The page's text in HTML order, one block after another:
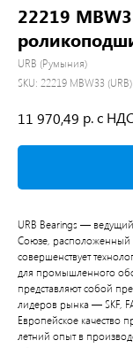
22219
URB (Румыния)
SKU: 22219 MBW33
11 970,49 р. с НДС
URB Bearings —
Союзе, расположенный
совершенствует
для промышленного
представляют собой
лидеров рынка — SKF,
Европейское качество
летний опыт в